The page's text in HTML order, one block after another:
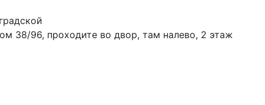
38/96, проходите во двор, там налево, 2 этаж